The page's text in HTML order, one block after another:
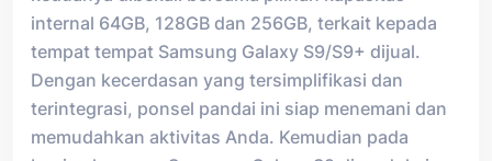
internal 64GB, 128GB dan 256GB, terkait kepada
tempat tempat Samsung Galaxy S9/S9+ dijual.
Dengan kecerdasan yang tersimplifikasi dan
terintegrasi, ponsel pandai ini siap menemani dan
memudahkan aktivitas Anda. Kemudian pada